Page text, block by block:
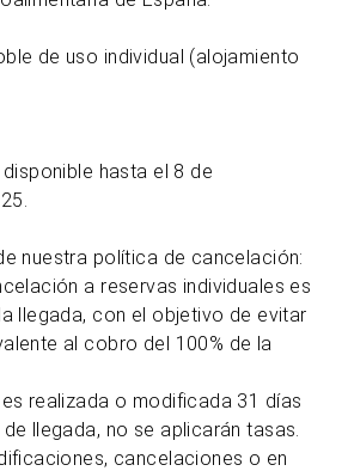
de uso individual (alojamiento
hasta el 8 de
nuestra política de cancelación:
a reservas individuales es
llegada, con el objetivo de evitar
al cobro del 100% de la
realizada o modificada 31 días
llegada, no se aplicarán tasas.
cancelaciones o en